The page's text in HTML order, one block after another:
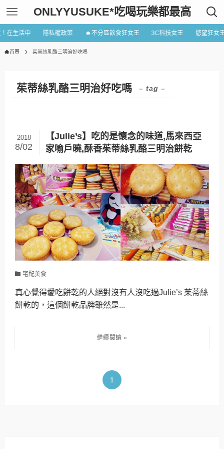
ONLYYUSUKE*吃喝玩樂都最高
在生活中 隱私權政策 ☻不分區飲食狂女王 3C科技女王 慾望狂女
首頁 茱蒂絲乳酪三明治好吃嗎
茱蒂絲乳酪三明治好吃嗎 – tag –
【Julie’s】吃的是懷念的味道,馬來西亞
家喻戶曉,酥香茱蒂絲乳酪三明治餅乾
2018
8/02
宅配美食
真心覺得愛吃餅乾的人絕對沒有人沒吃過Julie’s 茱蒂絲
餅乾的，這個餅乾品牌雖然是...
1